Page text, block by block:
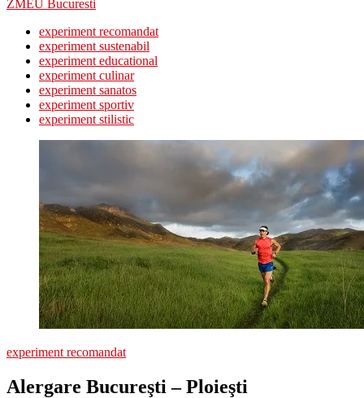
ZMEU Bucuresti
experiment recomandat
experiment sustenabil
experiment educational
experiment culinar
experiment sanatos
experiment sportiv
experiment stilistic
experiment recomandat
Alergare Bucureşti – Ploieşti